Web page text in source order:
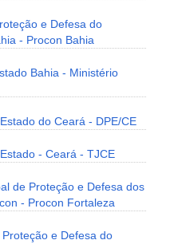
e Defesa do
- Procon Bahia
Bahia - Ministério
do Ceará - DPE/CE
- Ceará - TJCE
de Proteção e Defesa dos
- Procon Fortaleza
e Defesa do